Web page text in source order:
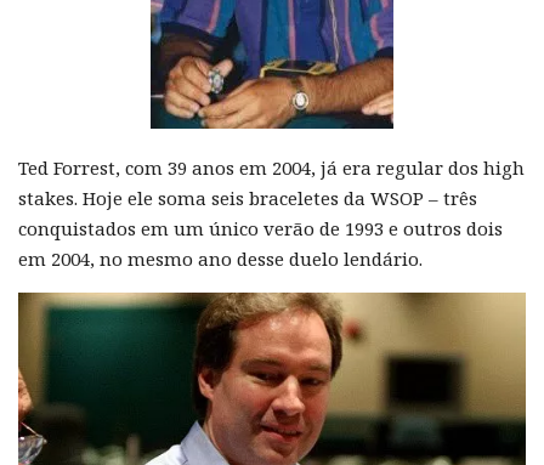
Ted Forrest, com 39 anos em 2004, já era regular dos high
stakes. Hoje ele soma seis braceletes da WSOP – três
conquistados em um único verão de 1993 e outros dois
em 2004, no mesmo ano desse duelo lendário.